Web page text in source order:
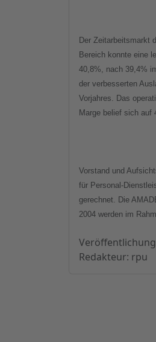
Der Zeitarbeitsmarkt
Bereich konnte eine
40,8%, nach 39,4%
der verbesserten
Vorjahres. Das
Marge belief sich auf
Vorstand und
für Personal-
gerechnet. Die
2004 werden im
Redakteur: rpu